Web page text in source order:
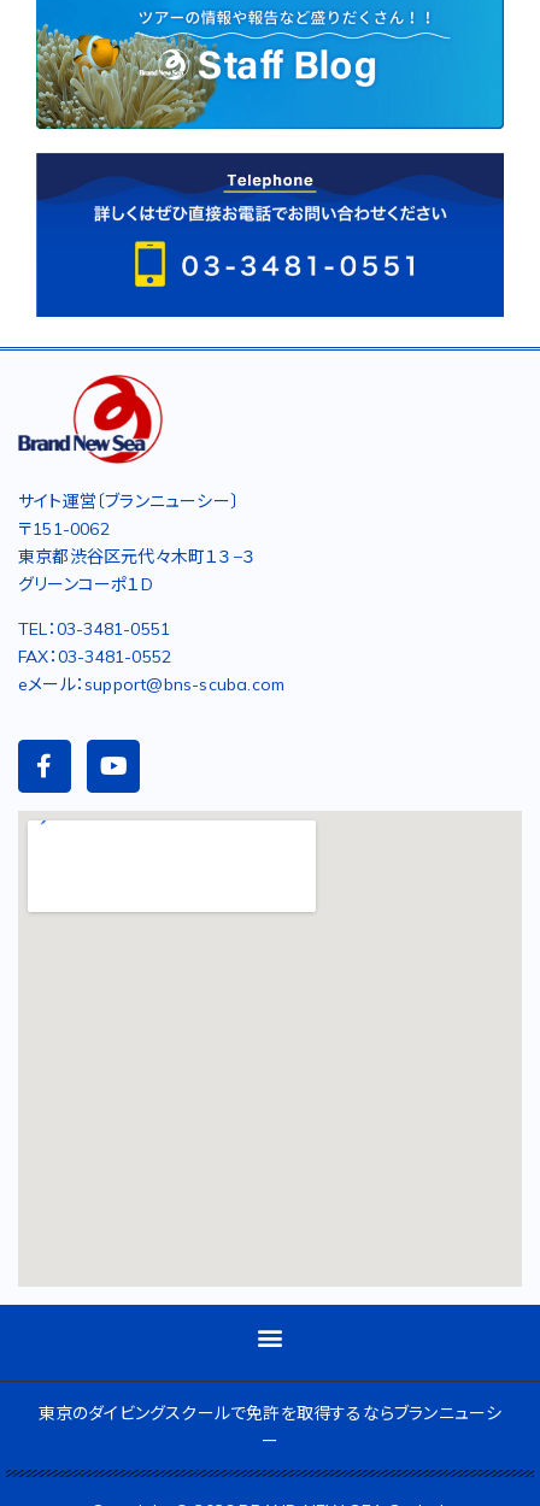
サイト運営〔ブランニューシー〕
〒151-0062
東京都渋谷区元代々木町１３−３
グリーンコーポ１D
TEL：03-3481-0551
FAX：03-3481-0552
eメール：support@bns-scuba.com
東京のダイビングスクールで免許を取得するならブランニューシ
ー